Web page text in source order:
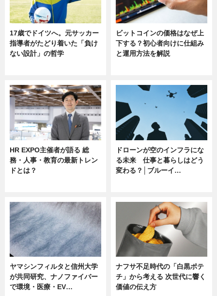
17歳でドイツへ。元サッカー
指導者がたどり着いた「負け
ない設計」の哲学
ビットコインの価格はなぜ上
下する？初心者向けに仕組み
と運用方法を解説
HR EXPO主催者が語る 総
務・人事・教育の最新トレン
ドとは？
ドローンが空のインフラにな
る未来 仕事と暮らしはどう
変わる？│ブルーイ…
ヤマシンフィルタと信州大学
が共同研究、ナノファイバー
で環境・医療・EV…
ナフサ不足時代の「白黒ポテ
チ」から考える 次世代に響く
価値の伝え方